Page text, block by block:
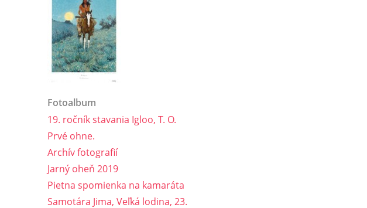
Fotoalbum
19. ročník stavania Igloo, T. O.
Prvé ohne.
Archív fotografií
Jarný oheň 2019
Pietna spomienka na kamaráta
Samotára Jima, Veľká lodina, 23.